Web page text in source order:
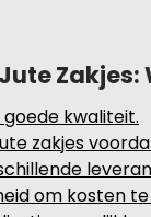
goede kwaliteit.
zakjes
om kosten